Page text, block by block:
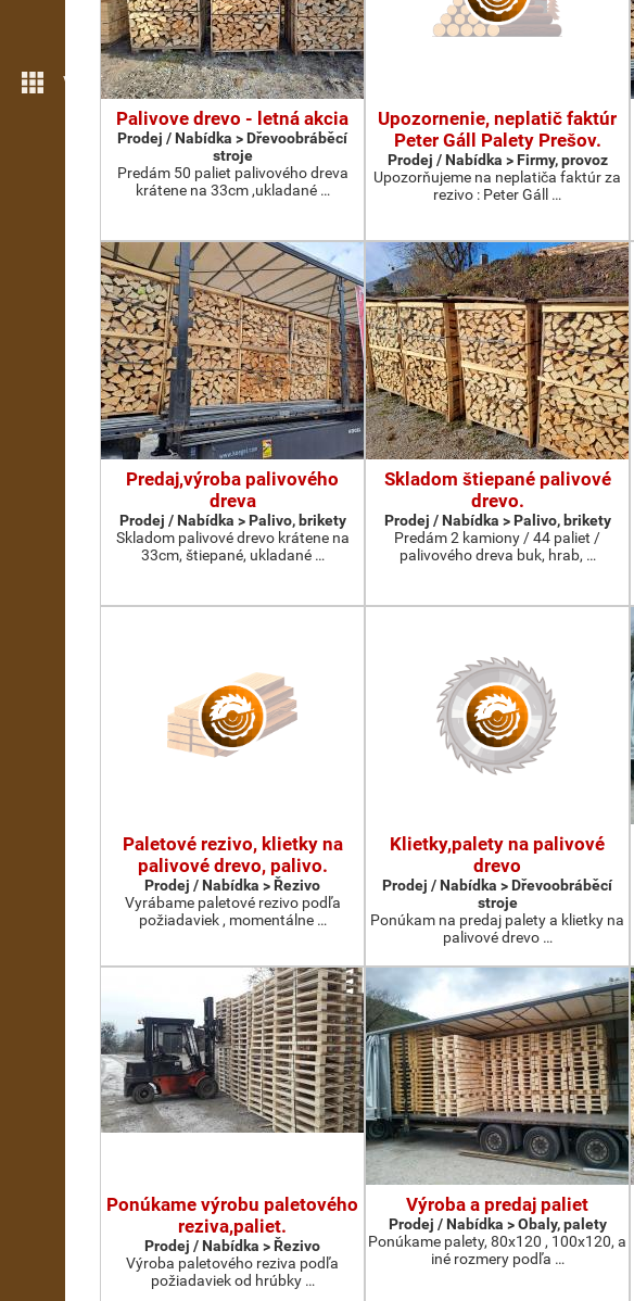
Více možností
Palivove drevo - letná akcia
Prodej / Nabídka > Dřevoobráběcí
stroje
Predám 50 paliet palivového dreva
krátene na 33cm ,ukladané …
Upozornenie, neplatič faktúr
Peter Gáll Palety Prešov.
Prodej / Nabídka > Firmy, provoz
Upozorňujeme na neplatiča faktúr za
rezivo : Peter Gáll …
Predaj,výroba palivového
dreva
Prodej / Nabídka > Palivo, brikety
Skladom palivové drevo krátene na
33cm, štiepané, ukladané …
Skladom štiepané palivové
drevo.
Prodej / Nabídka > Palivo, brikety
Predám 2 kamiony / 44 paliet /
palivového dreva buk, hrab, …
Paletové rezivo, klietky na
palivové drevo, palivo.
Prodej / Nabídka > Řezivo
Vyrábame paletové rezivo podľa
požiadaviek , momentálne …
Klietky,palety na palivové
drevo
Prodej / Nabídka > Dřevoobráběcí
stroje
Ponúkam na predaj palety a klietky na
palivové drevo …
Ponúkame výrobu paletového
reziva,paliet.
Prodej / Nabídka > Řezivo
Výroba paletového reziva podľa
požiadaviek od hrúbky …
Výroba a predaj paliet
Prodej / Nabídka > Obaly, palety
Ponúkame palety, 80x120 , 100x120, a
iné rozmery podľa …